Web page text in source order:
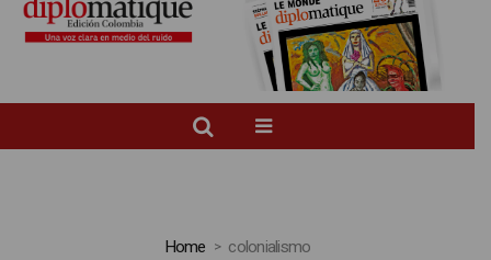
Home colonialismo